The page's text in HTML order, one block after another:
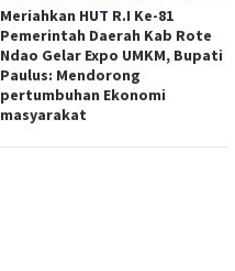
Meriahkan HUT R.I Ke-81
Pemerintah Daerah Kab Rote
Ndao Gelar Expo UMKM, Bupati
Paulus: Mendorong
pertumbuhan Ekonomi
masyarakat